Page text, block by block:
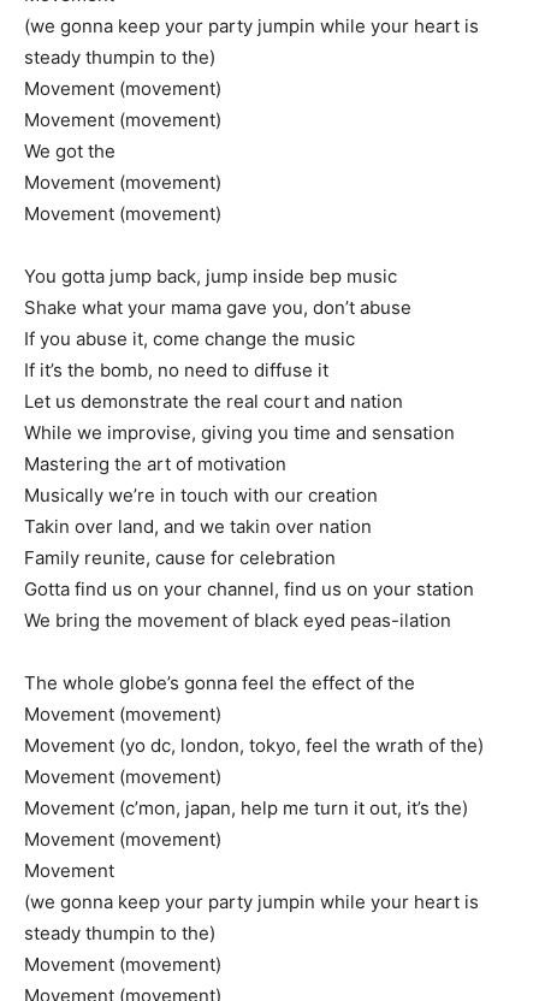
(we gonna keep your party jumpin while your heart is
steady thumpin to the)
Movement (movement)
Movement (movement)
We got the
Movement (movement)
Movement (movement)
You gotta jump back, jump inside bep music
Shake what your mama gave you, don’t abuse
If you abuse it, come change the music
If it’s the bomb, no need to diffuse it
Let us demonstrate the real court and nation
While we improvise, giving you time and sensation
Mastering the art of motivation
Musically we’re in touch with our creation
Takin over land, and we takin over nation
Family reunite, cause for celebration
Gotta find us on your channel, find us on your station
We bring the movement of black eyed peas-ilation
The whole globe’s gonna feel the effect of the
Movement (movement)
Movement (yo dc, london, tokyo, feel the wrath of the)
Movement (movement)
Movement (c’mon, japan, help me turn it out, it’s the)
Movement (movement)
Movement
(we gonna keep your party jumpin while your heart is
steady thumpin to the)
Movement (movement)
Movement (movement)